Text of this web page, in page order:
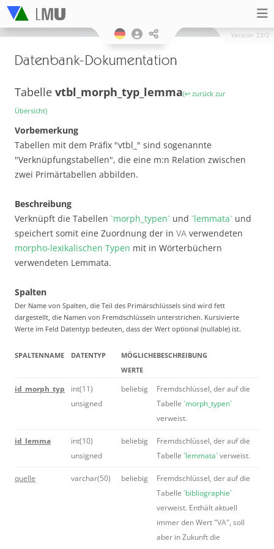
Version 23/2
Datenbank-Dokumentation
Tabelle vtbl_morph_typ_lemma(↩ zurück zur
Übersicht)
Vorbemerkung
Tabellen mit dem Präfix "vtbl_" sind sogenannte
"Verknüpfungstabellen", die eine m:n Relation zwischen
zwei Primärtabellen abbilden.
Beschreibung
Verknüpft die Tabellen `morph_typen` und `lemmata` und
speichert somit eine Zuordnung der in VA verwendeten
morpho-lexikalischen Typen mit in Wörterbüchern
verwendeten Lemmata.
Spalten
Der Name von Spalten, die Teil des Primärschlüssels sind wird fett
dargestellt, die Namen von Fremdschlüsseln unterstrichen. Kursivierte
Werte im Feld Datentyp bedeuten, dass der Wert optional (nullable) ist.
SPALTENNAME DATENTYP
MÖGLICHE
WERTE
BESCHREIBUNG
id_morph_typ
int(11)
unsigned
beliebig
Fremdschlüssel, der auf die
Tabelle `morph_typen`
verweist.
id_lemma
int(10)
unsigned
beliebig
Fremdschlüssel, der auf die
Tabelle `lemmata`verweist.
quelle varchar(50) beliebig
Fremdschlüssel, der auf die
Tabelle `bibliographie`
verweist. Enthält aktuell
immer den Wert "VA", soll
aber in Zukunft die